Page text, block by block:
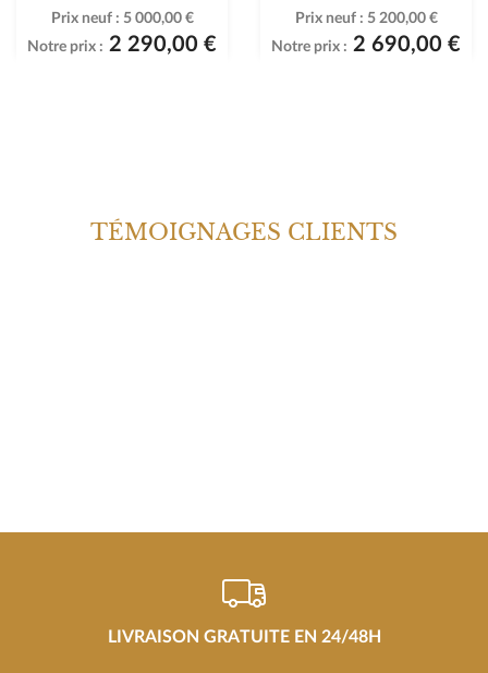
Prix neuf : 5 000,00 €
Notre prix : 2 290,00 €
Prix neuf : 5 200,00 €
Notre prix : 2 690,00 €
TÉMOIGNAGES CLIENTS
LIVRAISON GRATUITE EN 24/48H